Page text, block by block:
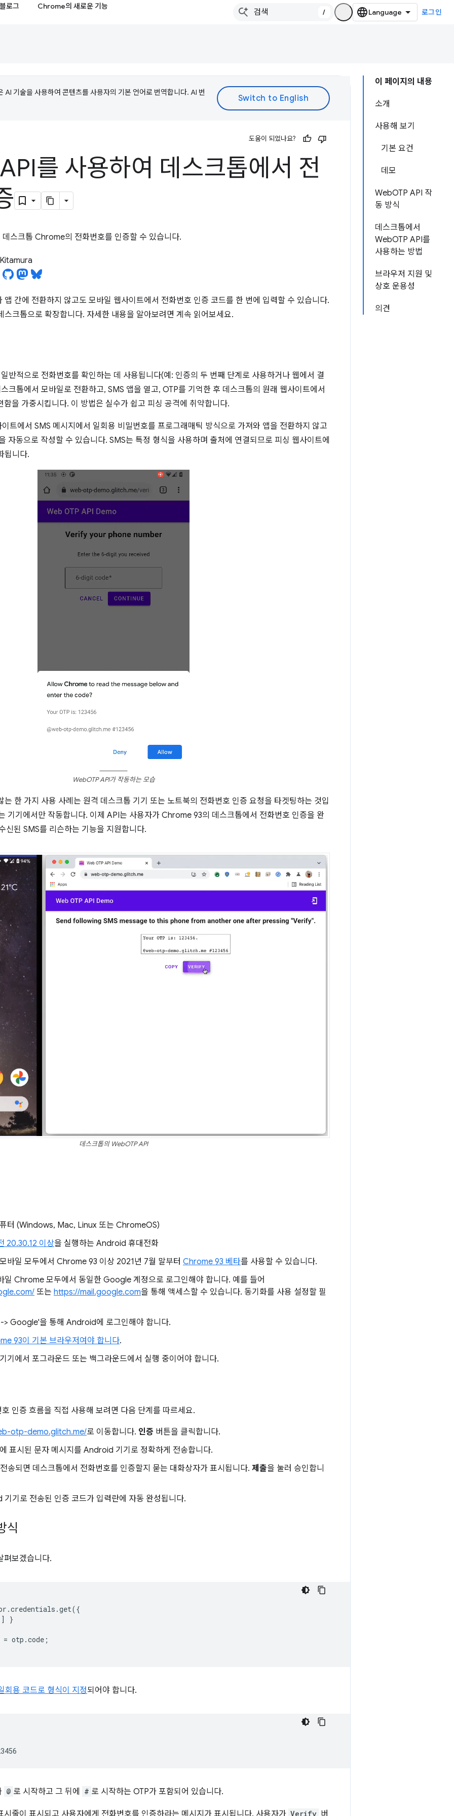
블로그 Chrome의 새로운 기능
/ 로그인
이 페이지의 내용
소개
사용해 보기
기본 요건
데모
WebOTP API 작
동 방식
데스크톱에서
WebOTP API를
사용하는 방법
브라우저 지원 및
상호 운용성
의견
AI 기술을 사용하여 콘텐츠를 사용자의 기본 언어로 번역합니다. AI 번
도움이 되었나요?
를 사용하여 데스크톱에서 전
스크톱 Chrome의 전화번호를 인증할 수 있습니다.
간에 전환하지 않고도 모바일 웹사이트에서 전화번호 인증 코드를 한 번에 입력할 수 있습니다.
크톱으로 확장합니다. 자세한 내용을 알아보려면 계속 읽어보세요.
반적으로 전화번호를 확인하는 데 사용됩니다(예: 인증의 두 번째 단계로 사용하거나 웹에서 결
크톱에서 모바일로 전환하고, SMS 앱을 열고, OTP를 기억한 후 데스크톱의 원래 웹사이트에서
함을 가중시킵니다. 이 방법은 실수가 쉽고 피싱 공격에 취약합니다.
트에서 SMS 메시지에서 일회용 비밀번호를 프로그래매틱 방식으로 가져와 앱을 전환하지 않고
자동으로 작성할 수 있습니다. SMS는 특정 형식을 사용하며 출처에 연결되므로 피싱 웹사이트에
됩니다.
WebOTP API가 작동하는 모습
한 가지 사용 사례는 원격 데스크톱 기기 또는 노트북의 전화번호 인증 요청을 타겟팅하는 것입
기기에서만 작동합니다. 이제 API는 사용자가 Chrome 93의 데스크톱에서 전화번호 인증을 완
신된 SMS를 리슨하는 기능을 지원합니다.
데스크톱의 WebOTP API
터 (Windows, Mac, Linux 또는 ChromeOS)
20.30.12 이상을 실행하는 Android 휴대전화
바일 모두에서 Chrome 93 이상 2021년 7월 말부터 Chrome 93 베타를 사용할 수 있습니다.
일 Chrome 모두에서 동일한 Google 계정으로 로그인해야 합니다. 예를 들어
또는 https://mail.google.com을 통해 액세스할 수 있습니다. 동기화를 사용 설정할 필
Google'을 통해 Android에 로그인해야 합니다.
93이 기본 브라우저여야 합니다.
에서 포그라운드 또는 백그라운드에서 실행 중이어야 합니다.
인증 흐름을 직접 사용해 보려면 다음 단계를 따르세요.
otp-demo.glitch.me/로 이동합니다. 인증 버튼을 클릭합니다.
표시된 문자 메시지를 Android 기기로 정확하게 전송합니다.
송되면 데스크톱에서 전화번호를 인증할지 묻는 대화상자가 표시됩니다. 제출을 눌러 승인합니
기로 전송된 인증 코드가 입력란에 자동 완성됩니다.
식
펴보겠습니다.
.credentials .get({
]
}
= otp .code ;
회용 코드로 형식이 지정되어야 합니다.
@ 로 시작하고 그 뒤에 # 로 시작하는 OTP가 포함되어 있습니다.
Verify